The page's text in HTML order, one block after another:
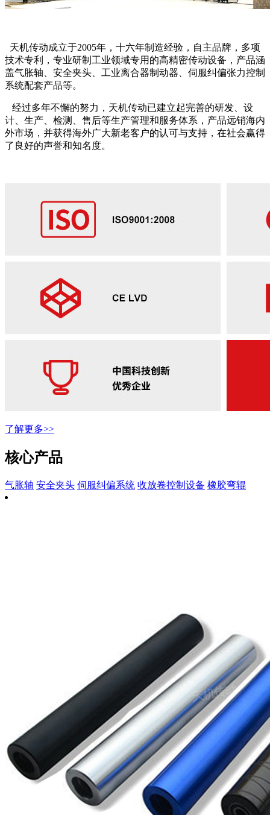
天机传动成立于2005年，十六年制造经验，自主品牌，多项
技术专利，专业研制工业领域专用的高精密传动设备，产品涵
盖气胀轴、安全夹头、工业离合器制动器、伺服纠偏张力控制
系统配套产品等。
经过多年不懈的努力，天机传动已建立起完善的研发、设
计、生产、检测、售后等生产管理和服务体系，产品远销海内
外市场，并获得海外广大新老客户的认可与支持，在社会赢得
了良好的声誉和知名度。
了解更多>>
核心产品
气胀轴 安全夹头 伺服纠偏系统 收放卷控制设备 橡胶弯辊